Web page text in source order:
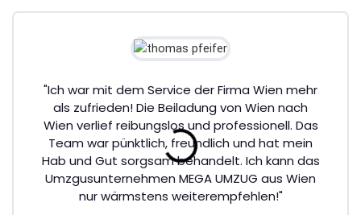
"Ich war mit dem Service der Firma Wien mehr
als zufrieden! Die Beiladung von Wien nach
Wien verlief reibungslos und professionell. Das
Team war pünktlich, freundlich und hat mein
Hab und Gut sorgsam behandelt. Ich kann das
Umzgusunternehmen MEGA UMZUG aus Wien
nur wärmstens weiterempfehlen!"